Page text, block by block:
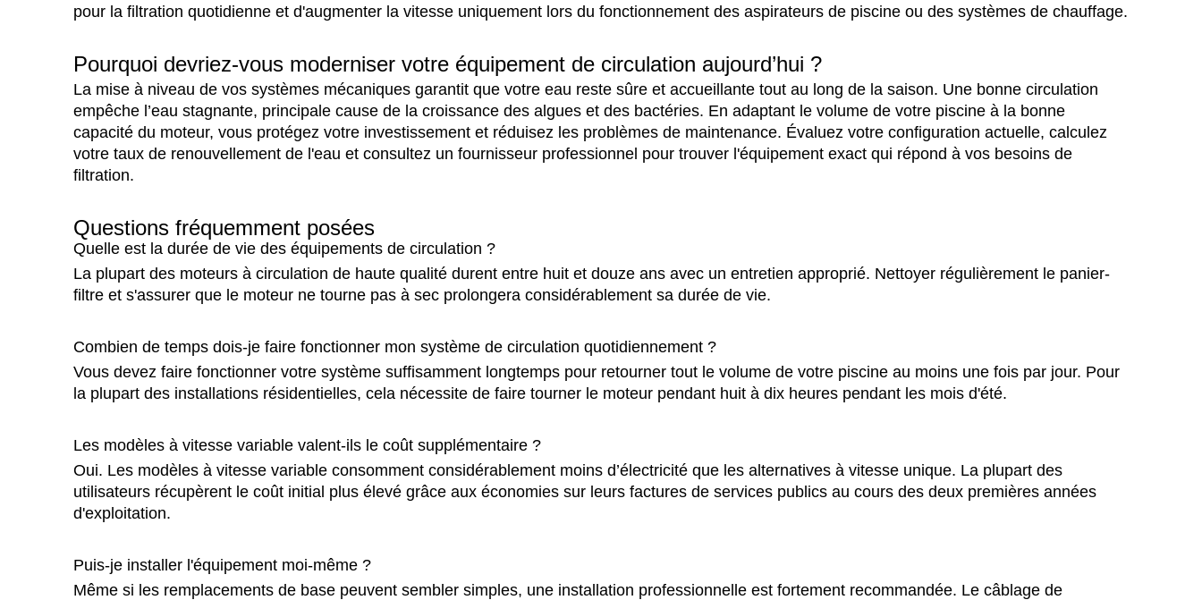
pour la filtration quotidienne et d'augmenter la vitesse uniquement lors du fonctionnement des aspirateurs de piscine ou des systèmes de chauffage.
Pourquoi devriez-vous moderniser votre équipement de circulation aujourd’hui ?
La mise à niveau de vos systèmes mécaniques garantit que votre eau reste sûre et accueillante tout au long de la saison. Une bonne circulation
empêche l’eau stagnante, principale cause de la croissance des algues et des bactéries. En adaptant le volume de votre piscine à la bonne
capacité du moteur, vous protégez votre investissement et réduisez les problèmes de maintenance. Évaluez votre configuration actuelle, calculez
votre taux de renouvellement de l'eau et consultez un fournisseur professionnel pour trouver l'équipement exact qui répond à vos besoins de
filtration.
Questions fréquemment posées
Quelle est la durée de vie des équipements de circulation ?
La plupart des moteurs à circulation de haute qualité durent entre huit et douze ans avec un entretien approprié. Nettoyer régulièrement le panier-
filtre et s'assurer que le moteur ne tourne pas à sec prolongera considérablement sa durée de vie.
Combien de temps dois-je faire fonctionner mon système de circulation quotidiennement ?
Vous devez faire fonctionner votre système suffisamment longtemps pour retourner tout le volume de votre piscine au moins une fois par jour. Pour
la plupart des installations résidentielles, cela nécessite de faire tourner le moteur pendant huit à dix heures pendant les mois d'été.
Les modèles à vitesse variable valent-ils le coût supplémentaire ?
Oui. Les modèles à vitesse variable consomment considérablement moins d’électricité que les alternatives à vitesse unique. La plupart des
utilisateurs récupèrent le coût initial plus élevé grâce aux économies sur leurs factures de services publics au cours des deux premières années
d'exploitation.
Puis-je installer l'équipement moi-même ?
Même si les remplacements de base peuvent sembler simples, une installation professionnelle est fortement recommandée. Le câblage de